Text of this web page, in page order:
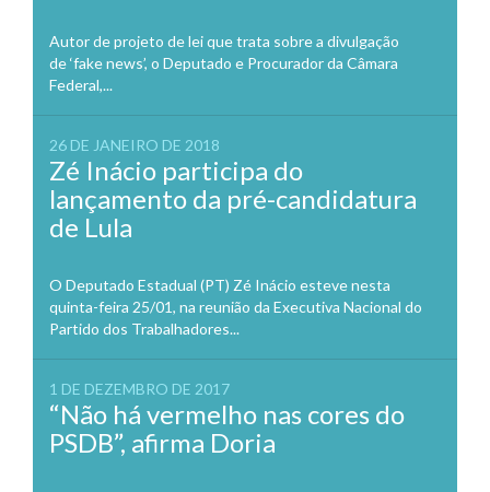
Autor de projeto de lei que trata sobre a divulgação
de ‘fake news’, o Deputado e Procurador da Câmara
Federal,...
26 DE JANEIRO DE 2018
Zé Inácio participa do
lançamento da pré-candidatura
de Lula
O Deputado Estadual (PT) Zé Inácio esteve nesta
quinta-feira 25/01, na reunião da Executiva Nacional do
Partido dos Trabalhadores...
1 DE DEZEMBRO DE 2017
“Não há vermelho nas cores do
PSDB”, afirma Doria